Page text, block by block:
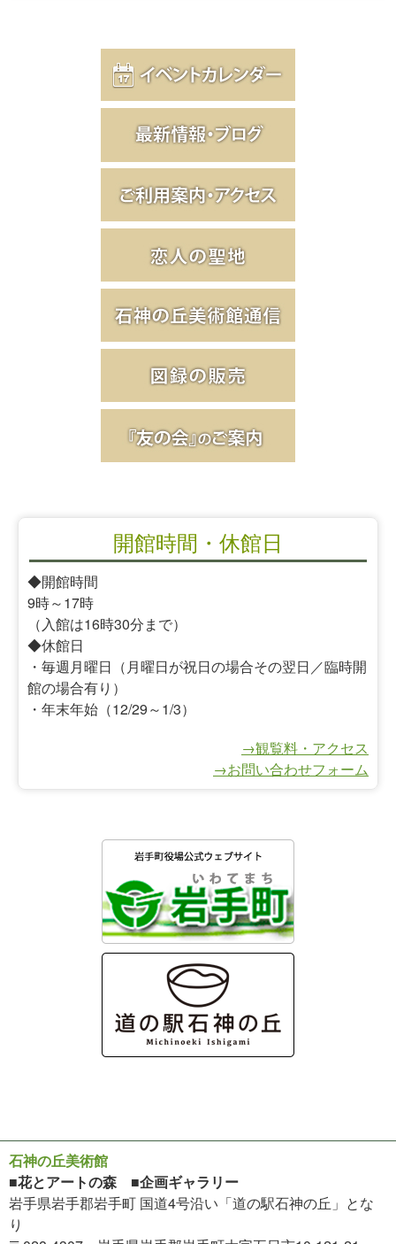
開館時間・休館日
◆開館時間
9時～17時
（入館は16時30分まで）
◆休館日
・毎週月曜日（月曜日が祝日の場合その翌日／臨時開
館の場合有り）
・年末年始（12/29～1/3）
→観覧料・アクセス
→お問い合わせフォーム
石神の丘美術館
■花とアートの森 ■企画ギャラリー
岩手県岩手郡岩手町 国道4号沿い「道の駅石神の丘」とな
り